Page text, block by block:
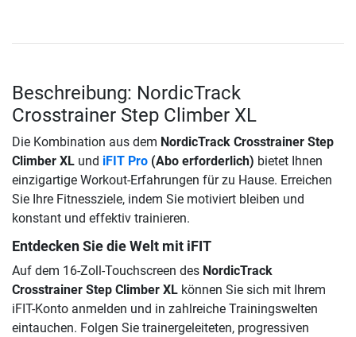
Beschreibung: NordicTrack
Crosstrainer Step Climber XL
Die Kombination aus dem NordicTrack Crosstrainer Step
Climber XL und iFIT Pro (Abo erforderlich) bietet Ihnen
einzigartige Workout-Erfahrungen für zu Hause. Erreichen
Sie Ihre Fitnessziele, indem Sie motiviert bleiben und
konstant und effektiv trainieren.
Entdecken Sie die Welt mit iFIT
Auf dem 16-Zoll-Touchscreen des NordicTrack
Crosstrainer Step Climber XL können Sie sich mit Ihrem
iFIT-Konto anmelden und in zahlreiche Trainingswelten
eintauchen. Folgen Sie trainergeleiteten, progressiven